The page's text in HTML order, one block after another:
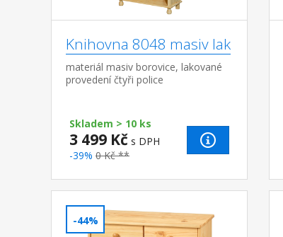
Knihovna 8048 masiv lak
materiál masiv borovice, lakované
provedení čtyři police
Skladem > 10 ks
3 499 Kč s DPH
-39% 0 Kč **
-44%